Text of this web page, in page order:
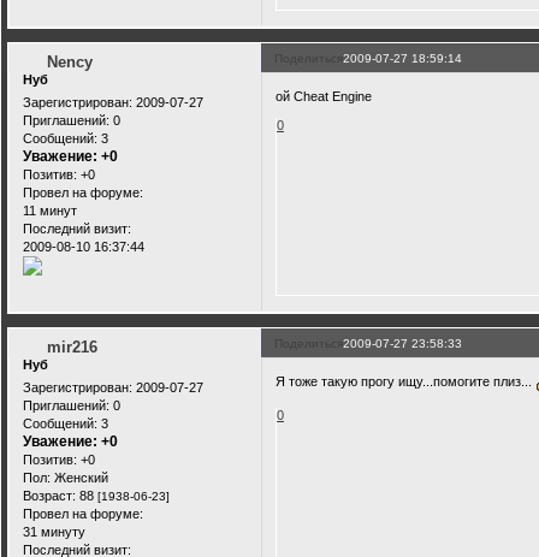
Поделиться2009-07-27 18:59:14
Nency
Нуб
Зарегистрирован: 2009-07-27
Приглашений: 0
Сообщений: 3
Уважение: +0
Позитив: +0
Провел на форуме:
11 минут
Последний визит:
2009-08-10 16:37:44
ой Cheat Engine
0
Поделиться2009-07-27 23:58:33
mir216
Нуб
Зарегистрирован: 2009-07-27
Приглашений: 0
Сообщений: 3
Уважение: +0
Позитив: +0
Пол: Женский
Возраст: 88 [1938-06-23]
Провел на форуме:
31 минуту
Последний визит:
Я тоже такую прогу ищу...помогите плиз...
0